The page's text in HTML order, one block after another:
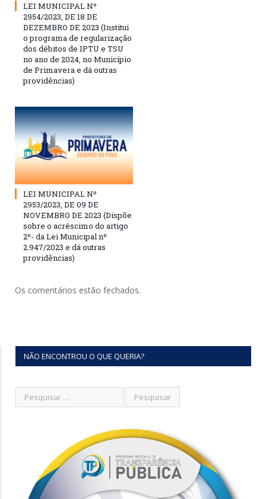
LEI MUNICIPAL Nº
2954/2023, DE 18 DE
DEZEMBRO DE 2023 (Institui
o programa de regularização
dos débitos de IPTU e TSU
no ano de 2024, no Município
de Primavera e dá outras
providências)
LEI MUNICIPAL Nº
2953/2023, DE 09 DE
NOVEMBRO DE 2023 (Dispõe
sobre o acréscimo do artigo
2º- da Lei Municipal nº
2.947/2023 e dá outras
providências)
Os comentários estão fechados.
NÃO ENCONTROU O QUE QUERIA?